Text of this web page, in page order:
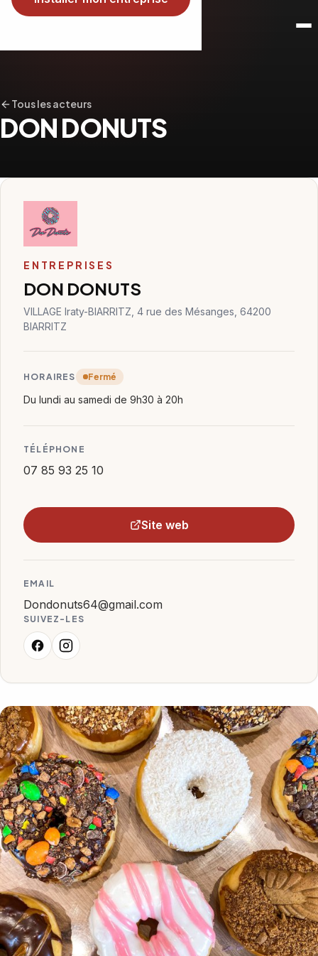
Tous les acteurs
DON DONUTS
ENTREPRISES
DON DONUTS
VILLAGE Iraty-BIARRITZ, 4 rue des Mésanges, 64200
BIARRITZ
HORAIRES Fermé
Du lundi au samedi de 9h30 à 20h
TÉLÉPHONE
07 85 93 25 10
Site web
EMAIL
Dondonuts64@gmail.com
SUIVEZ-LES